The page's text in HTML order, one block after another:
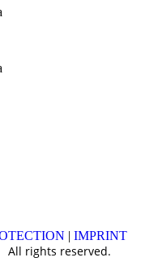
IMPRINT
rights reserved.